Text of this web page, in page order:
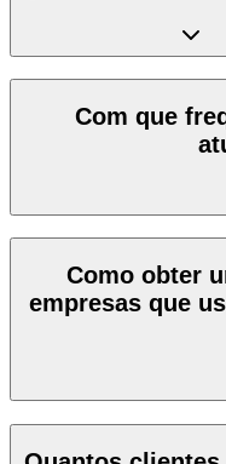
Com que
Como obter
empresas que